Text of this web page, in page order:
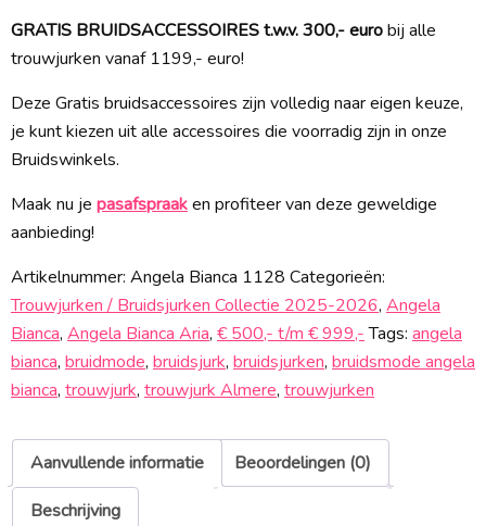
GRATIS BRUIDSACCESSOIRES t.w.v. 300,- eurobij alle
trouwjurken vanaf 1199,- euro!
Deze Gratis bruidsaccessoires zijn volledig naar eigen keuze,
je kunt kiezen uit alle accessoires die voorradig zijn in onze
Bruidswinkels.
Maak nu je pasafspraaken profiteer van deze geweldige
aanbieding!
Artikelnummer: Angela Bianca 1128 Categorieën:
Trouwjurken / Bruidsjurken Collectie 2025-2026, Angela
Bianca, Angela Bianca Aria, € 500,- t/m € 999,- Tags: angela
bianca, bruidmode, bruidsjurk, bruidsjurken, bruidsmode angela
bianca, trouwjurk, trouwjurk Almere, trouwjurken
Aanvullende informatie
Beoordelingen (0)
Beschrijving